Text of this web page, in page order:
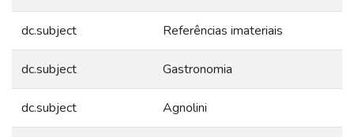
dc.subject Referências imateriais
dc.subject Gastronomia
dc.subject Agnolini